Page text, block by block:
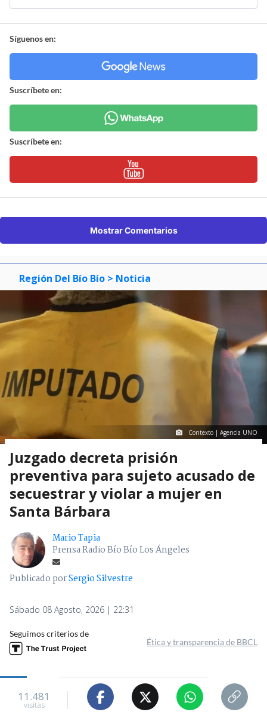
Síguenos en:
Suscríbete en:
Suscríbete en:
Mostrar Comentarios
Región Del Bío Bío > Noticia
Contexto | Agencia UNO
Juzgado decreta prisión
preventiva para sujeto acusado de
secuestrar y violar a mujer en
Santa Bárbara
Mario Tapia
Prensa Radio Bío Bío Los Ángeles
Publicado porSergio Silvestre
Sábado 08 Agosto, 2026 | 22:31
Seguimos criterios de
Ética y transparencia de BBCL
11.481
visitas